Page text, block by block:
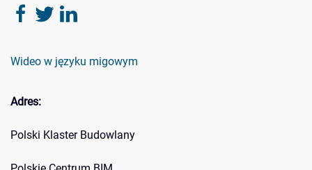
Wideo w języku migowym
Adres:
Polski Klaster Budowlany